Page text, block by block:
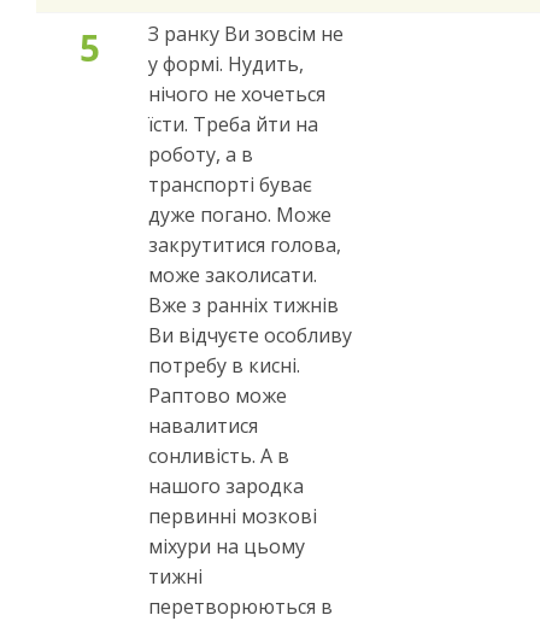
5
З ранку Ви зовсім не
у формі. Нудить,
нічого не хочеться
їсти. Треба йти на
роботу, а в
транспорті буває
дуже погано. Може
закрутитися голова,
може заколисати.
Вже з ранніх тижнів
Ви відчуєте особливу
потребу в кисні.
Раптово може
навалитися
сонливість. А в
нашого зародка
первинні мозкові
міхури на цьому
тижні
перетворюються в